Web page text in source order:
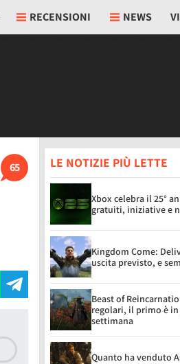
RECENSIONI NEWS
65 LE NOTIZIE PIÙ LETTE
Xbox celebra il 25°
gratuiti, iniziative e
Kingdom Come:
uscita previsto, e
Beast of
regolari, il primo è
settimana
Quanto ha venduto